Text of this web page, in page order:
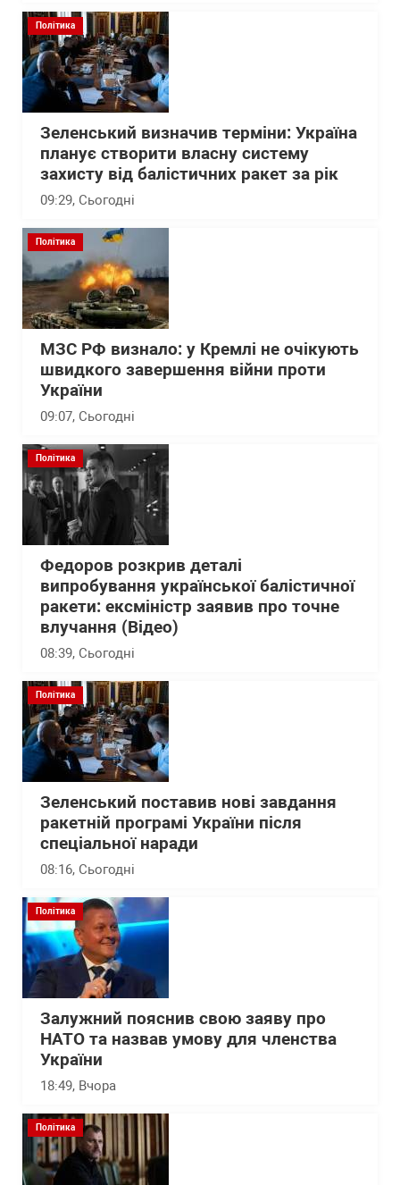
Політика
Зеленський визначив терміни: Україна
планує створити власну систему
захисту від балістичних ракет за рік
09:29, Сьогодні
Політика
МЗС РФ визнало: у Кремлі не очікують
швидкого завершення війни проти
України
09:07, Сьогодні
Політика
Федоров розкрив деталі
випробування української балістичної
ракети: ексміністр заявив про точне
влучання (Відео)
08:39, Сьогодні
Політика
Зеленський поставив нові завдання
ракетній програмі України після
спеціальної наради
08:16, Сьогодні
Політика
Залужний пояснив свою заяву про
НАТО та назвав умову для членства
України
18:49, Вчора
Політика